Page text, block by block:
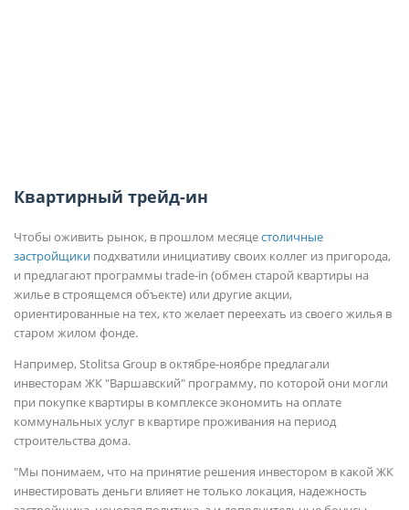
Квартирный трейд-ин
Чтобы оживить рынок, в прошлом месяцестоличные
застройщики подхватили инициативу своих коллег из пригорода,
и предлагают программы trade-in (обмен старой квартиры на
жилье в строящемся объекте) или другие акции,
ориентированные на тех, кто желает переехать из своего жилья в
старом жилом фонде.
Например, Stolitsa Group в октябре-ноябре предлагали
инвесторам ЖК "Варшавский" программу, по которой они могли
при покупке квартиры в комплексе экономить на оплате
коммунальных услуг в квартире проживания на период
строительства дома.
"Мы понимаем, что на принятие решения инвестором в какой ЖК
инвестировать деньги влияет не только локация, надежность